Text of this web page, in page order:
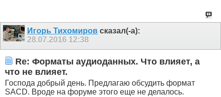
Игорь Тихомиров сказал(-а):
28.07.2016 12:38
Re: Форматы аудиоданных. Что влияет, а
что не влияет.
Господа добрый день. Предлагаю обсудить формат
SACD. Вроде на форуме этого еще не делалось.